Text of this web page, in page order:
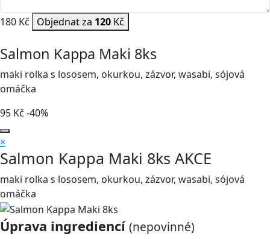
180 Kč Objednat za 120 Kč
Salmon Kappa Maki 8ks
maki rolka s lososem, okurkou, zázvor, wasabi, sójová
omáčka
95 Kč -40%
×
Salmon Kappa Maki 8ks AKCE
maki rolka s lososem, okurkou, zázvor, wasabi, sójová
omáčka
Úprava ingrediencí (nepovinné)